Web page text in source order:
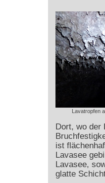
Lavatropfen
Dort, wo der
ist
Lavasee
Lavasee,
glatte